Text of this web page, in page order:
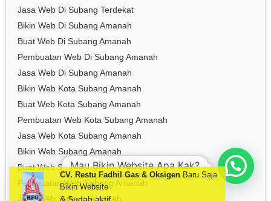
Jasa Web Di Subang Terdekat
Bikin Web Di Subang Amanah
Buat Web Di Subang Amanah
Pembuatan Web Di Subang Amanah
Jasa Web Di Subang Amanah
Bikin Web Kota Subang Amanah
Buat Web Kota Subang Amanah
Pembuatan Web Kota Subang Amanah
Jasa Web Kota Subang Amanah
Bikin Web Subang Amanah
Buat Web Subang Amanah
Pembuatan Web Subang Amanah
Jasa Web Subang Amanah
Mau Bikin Website Apa Kak?